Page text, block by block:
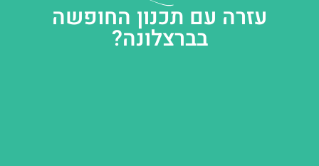
עזרה עם תכנון החופשה
בברצלונה?